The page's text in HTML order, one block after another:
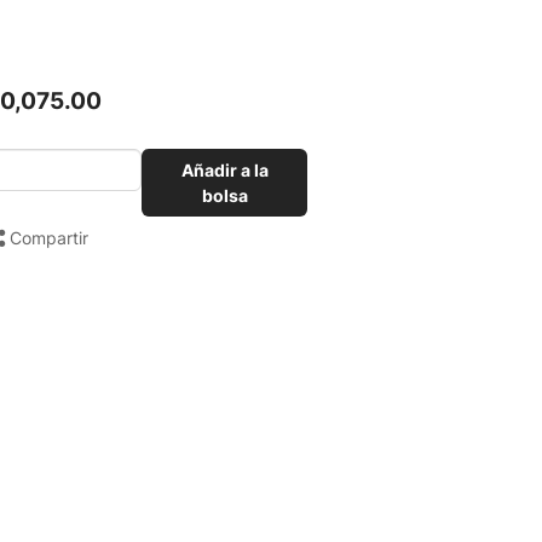
Añadir a la
bolsa
Compartir